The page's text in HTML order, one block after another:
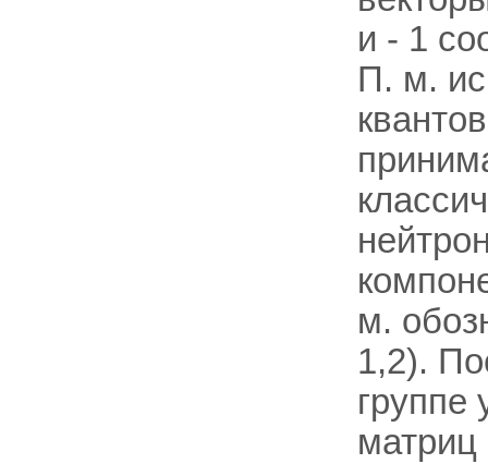
и - 1
П. м.
м.
1,2).
группе